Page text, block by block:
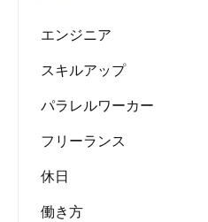
エンジニア
スキルアップ
パラレルワーカー
フリーランス
休日
働き方